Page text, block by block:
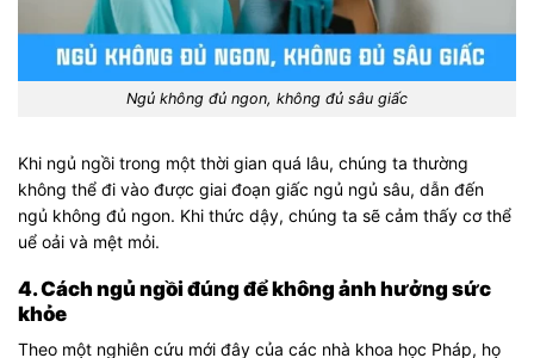
Ngủ không đủ ngon, không đủ sâu giấc
Khi ngủ ngồi trong một thời gian quá lâu, chúng ta thường
không thể đi vào được giai đoạn giấc ngủ ngủ sâu, dẫn đến
ngủ không đủ ngon. Khi thức dậy, chúng ta sẽ cảm thấy cơ thể
uể oải và mệt mỏi.
4. Cách ngủ ngồi đúng để không ảnh hưởng sức
khỏe
Theo một nghiên cứu mới đây của các nhà khoa học Pháp, họ